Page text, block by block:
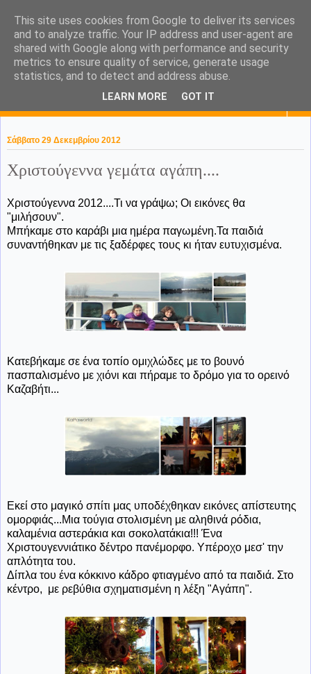
KaPa. Me without you...tea
without a biscuit!
Σάββατο 29 Δεκεμβρίου 2012
Χριστούγεννα γεμάτα αγάπη....
Χριστούγεννα 2012....Τι να γράψω; Οι εικόνες θα
"μιλήσουν".
Μπήκαμε στο καράβι μια ημέρα παγωμένη.Τα παιδιά
συναντήθηκαν με τις ξαδέρφες τους κι ήταν ευτυχισμένα.
Κατεβήκαμε σε ένα τοπίο ομιχλώδες με το βουνό
πασπαλισμένο με χιόνι και πήραμε το δρόμο για το ορεινό
Καζαβήτι...
Εκεί στο μαγικό σπίτι μας υποδέχθηκαν εικόνες απίστευτης
ομορφιάς...Μια τούγια στολισμένη με αληθινά ρόδια,
καλαμένια αστεράκια και σοκολατάκια!!! Ένα
Χριστουγεννιάτικο δέντρο πανέμορφο. Υπέροχο μεσ' την
απλότητα του.
Δίπλα του ένα κόκκινο κάδρο φτιαγμένο από τα παιδιά. Στο
κέντρο, με ρεβύθια σχηματισμένη η λέξη "Αγάπη".
This site uses cookies from Google to deliver its services
and to analyze traffic. Your IP address and user-agent are
shared with Google along with performance and security
metrics to ensure quality of service, generate usage
statistics, and to detect and address abuse.
LEARN MORE GOT IT